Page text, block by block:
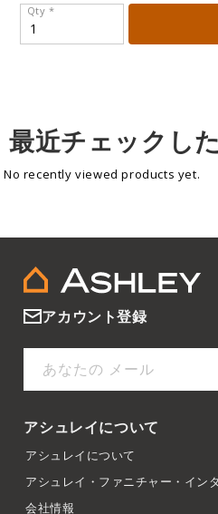
Qty *
最近チェックし
No recently viewed products yet.
アカウント登録
あなたの メール
アシュレイについて
アシュレイについて
アシュレイ・ファニチャー・イン
会社情報